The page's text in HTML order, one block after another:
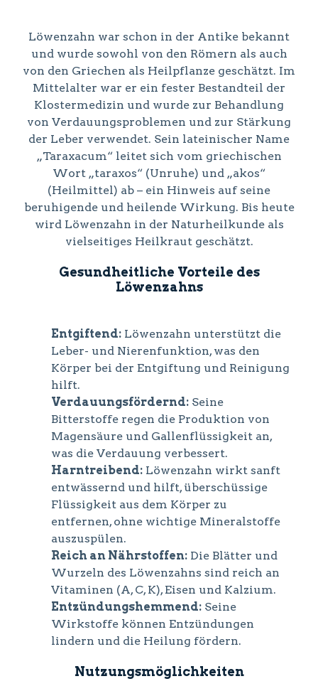
Löwenzahn war schon in der Antike bekannt
und wurde sowohl von den Römern als auch
von den Griechen als Heilpflanze geschätzt. Im
Mittelalter war er ein fester Bestandteil der
Klostermedizin und wurde zur Behandlung
von Verdauungsproblemen und zur Stärkung
der Leber verwendet. Sein lateinischer Name
„Taraxacum“ leitet sich vom griechischen
Wort „taraxos“ (Unruhe) und „akos“
(Heilmittel) ab – ein Hinweis auf seine
beruhigende und heilende Wirkung. Bis heute
wird Löwenzahn in der Naturheilkunde als
vielseitiges Heilkraut geschätzt.
Gesundheitliche Vorteile des
Löwenzahns
Entgiftend: Löwenzahn unterstützt die
Leber- und Nierenfunktion, was den
Körper bei der Entgiftung und Reinigung
hilft.
Verdauungsfördernd: Seine
Bitterstoffe regen die Produktion von
Magensäure und Gallenflüssigkeit an,
was die Verdauung verbessert.
Harntreibend: Löwenzahn wirkt sanft
entwässernd und hilft, überschüssige
Flüssigkeit aus dem Körper zu
entfernen, ohne wichtige Mineralstoffe
auszuspülen.
Reich an Nährstoffen: Die Blätter und
Wurzeln des Löwenzahns sind reich an
Vitaminen (A, C, K), Eisen und Kalzium.
Entzündungshemmend: Seine
Wirkstoffe können Entzündungen
lindern und die Heilung fördern.
Nutzungsmöglichkeiten